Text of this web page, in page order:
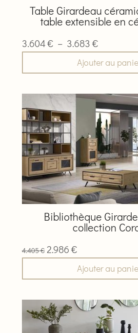
Table Girardeau
table extensible en
3.604€ – 3.683€Plage
de
prix :
3.604 €
à
3.683 €
Ajouter au
sur
du
produit
Bibliothèque
collection
4.405€ Le
initial
était :
4.405 €.
2.986€Le
prix
actuel
est :
2.986 €.
Ajouter au
produit